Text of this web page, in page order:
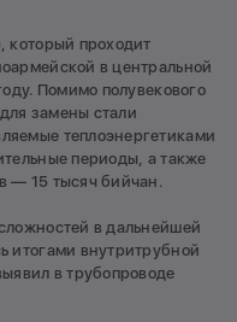
который проходит
в центральной
Помимо полувекового
замены стали
теплоэнергетиками
периоды, а также
— 15 тысяч бийчан.
в дальнейшей
итогами внутритрубной
в трубопроводе